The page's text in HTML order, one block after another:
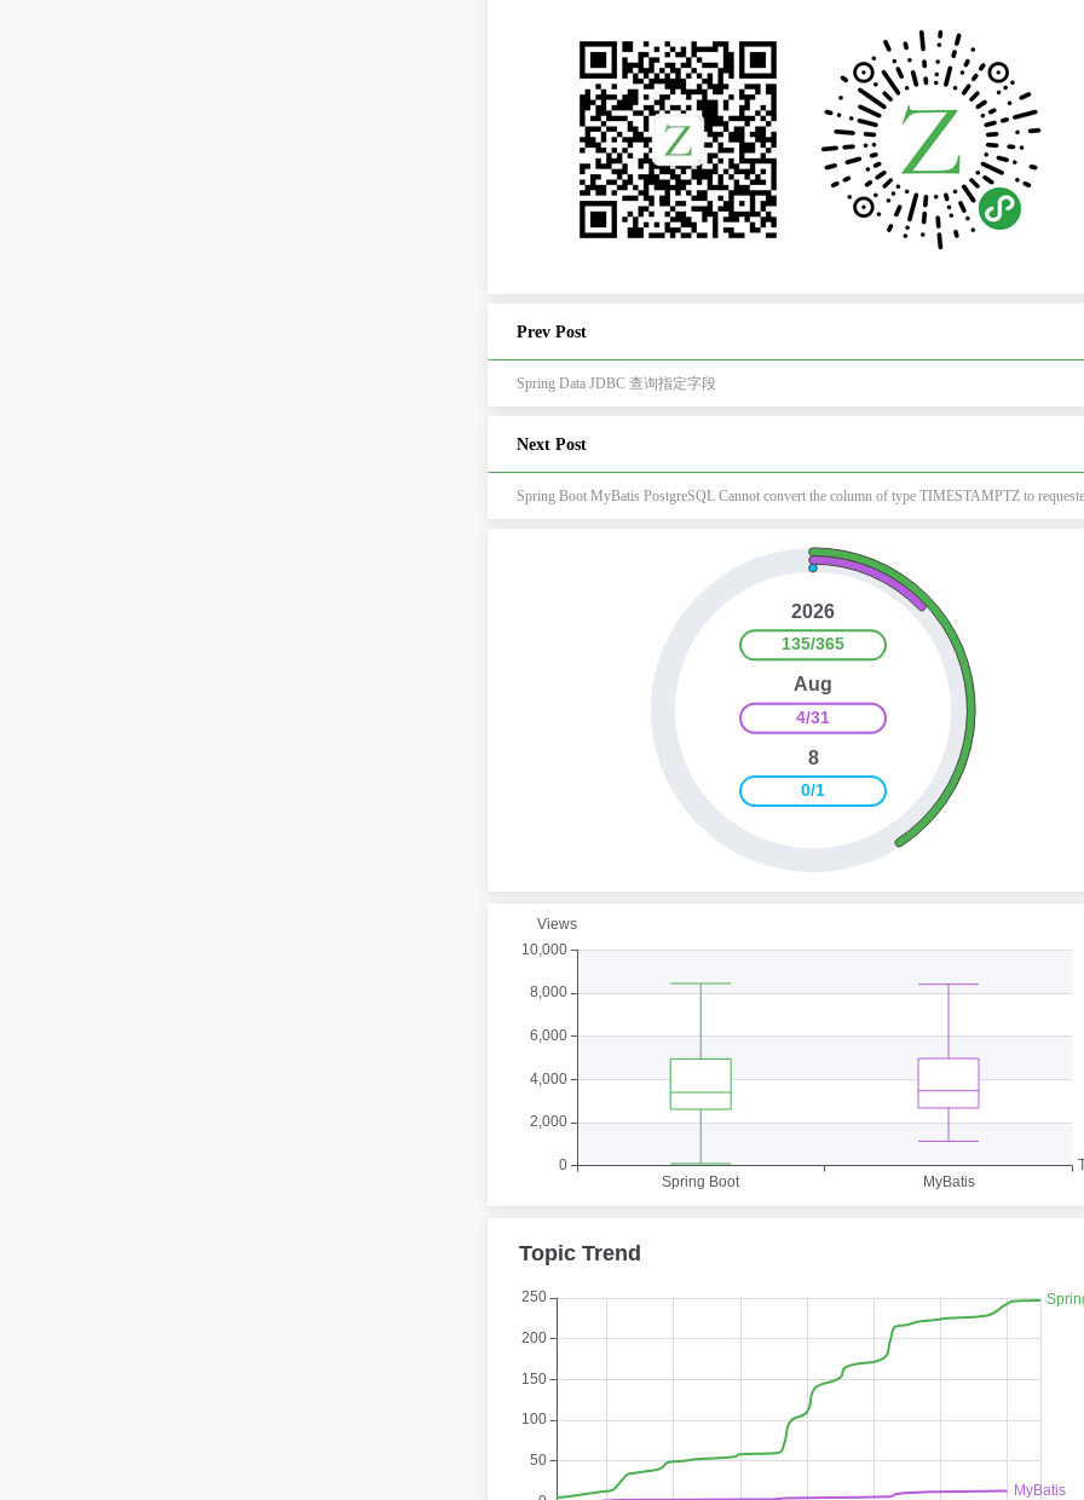
Prev Post
Spring Data JDBC 查询指定字段
Next Post